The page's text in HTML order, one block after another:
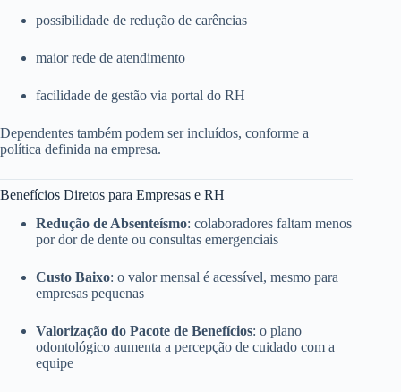
possibilidade de redução de carências
maior rede de atendimento
facilidade de gestão via portal do RH
Dependentes também podem ser incluídos, conforme a
política definida na empresa.
Benefícios Diretos para Empresas e RH
Redução de Absenteísmo: colaboradores faltam menos
por dor de dente ou consultas emergenciais
Custo Baixo: o valor mensal é acessível, mesmo para
empresas pequenas
Valorização do Pacote de Benefícios: o plano
odontológico aumenta a percepção de cuidado com a
equipe